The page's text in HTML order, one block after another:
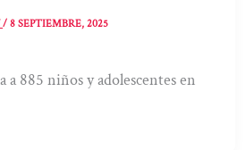
/8 SEPTIEMBRE, 2025
885 niños y adolescentes en